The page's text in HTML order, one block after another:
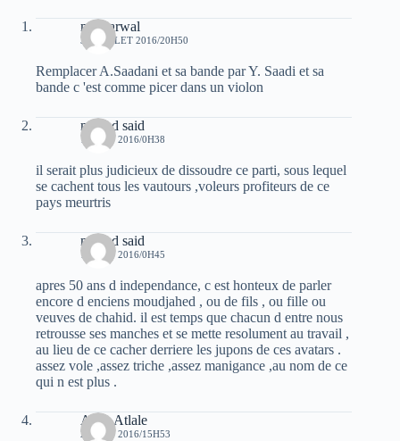
moh arwal
31 JUILLET 2016/20H50
Remplacer A.Saadani et sa bande par Y. Saadi et sa
bande c 'est comme picer dans un violon
mhand said
1 AOÛT 2016/0H38
il serait plus judicieux de dissoudre ce parti, sous lequel
se cachent tous les vautours ,voleurs profiteurs de ce
pays meurtris
mhand said
1 AOÛT 2016/0H45
apres 50 ans d independance, c est honteux de parler
encore d enciens moudjahed , ou de fils , ou fille ou
veuves de chahid. il est temps que chacun d entre nous
retrousse ses manches et se mette resolument au travail ,
au lieu de ce cacher derriere les jupons de ces avatars .
assez vole ,assez triche ,assez manigance ,au nom de ce
qui n est plus .
Atala Atlale
2 AOÛT 2016/15H53